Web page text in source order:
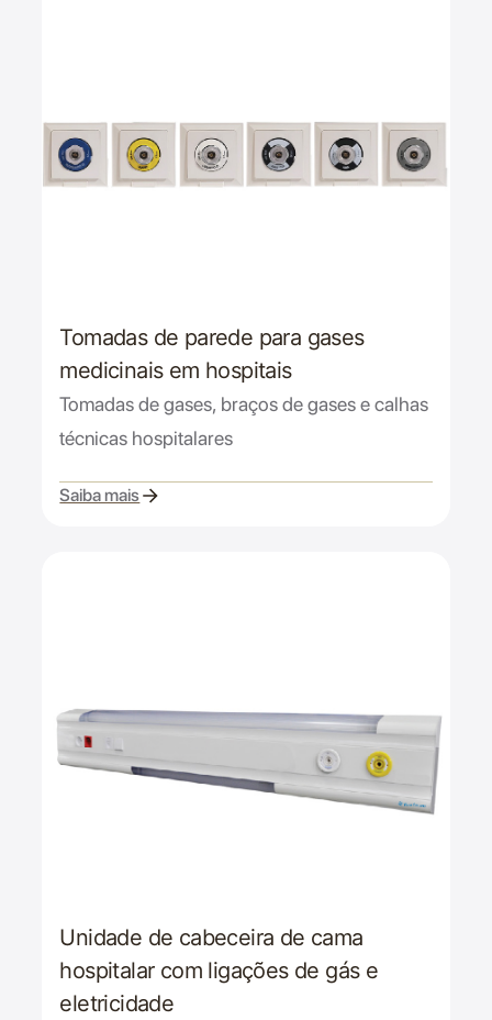
Tomadas de parede para gases
medicinais em hospitais
Tomadas de gases, braços de gases e calhas
técnicas hospitalares
Saiba mais
Unidade de cabeceira de cama
hospitalar com ligações de gás e
eletricidade